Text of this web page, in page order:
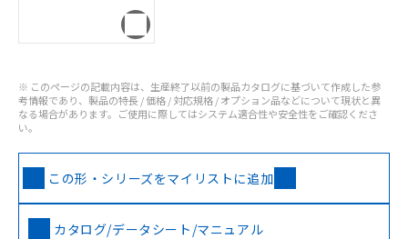
※ このページの記載内容は、生産終了以前の製品カタログに基づいて作成した参
考情報であり、製品の特長 / 価格 / 対応規格 / オプション品などについて現状と異
なる場合があります。ご使用に際してはシステム適合性や安全性をご確認くださ
い。
この形・シリーズをマイリストに追加
カタログ/データシート/マニュアル